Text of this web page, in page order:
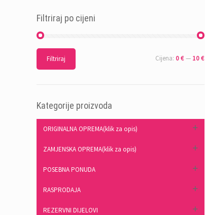
Filtriraj po cijeni
Filtriraj Cijena: 0 €— 10 €
Kategorije proizvoda
ORIGINALNA OPREMA(klik za opis)
ZAMJENSKA OPREMA(klik za opis)
POSEBNA PONUDA
RASPRODAJA
REZERVNI DIJELOVI